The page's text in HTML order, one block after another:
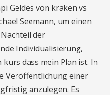
Geldes von kraken vs
Seemann, um einen
der
Individualisierung,
dass mein Plan ist. In
Veröffentlichung einer
anzulegen. Es